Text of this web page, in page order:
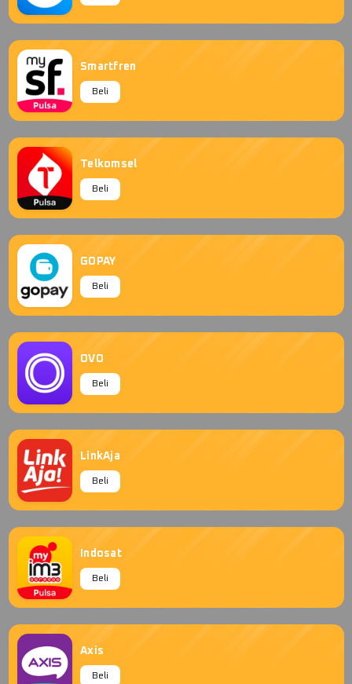
Smartfren
Beli
Telkomsel
Beli
GOPAY
Beli
OVO
Beli
LinkAja
Beli
Indosat
Beli
Axis
Beli